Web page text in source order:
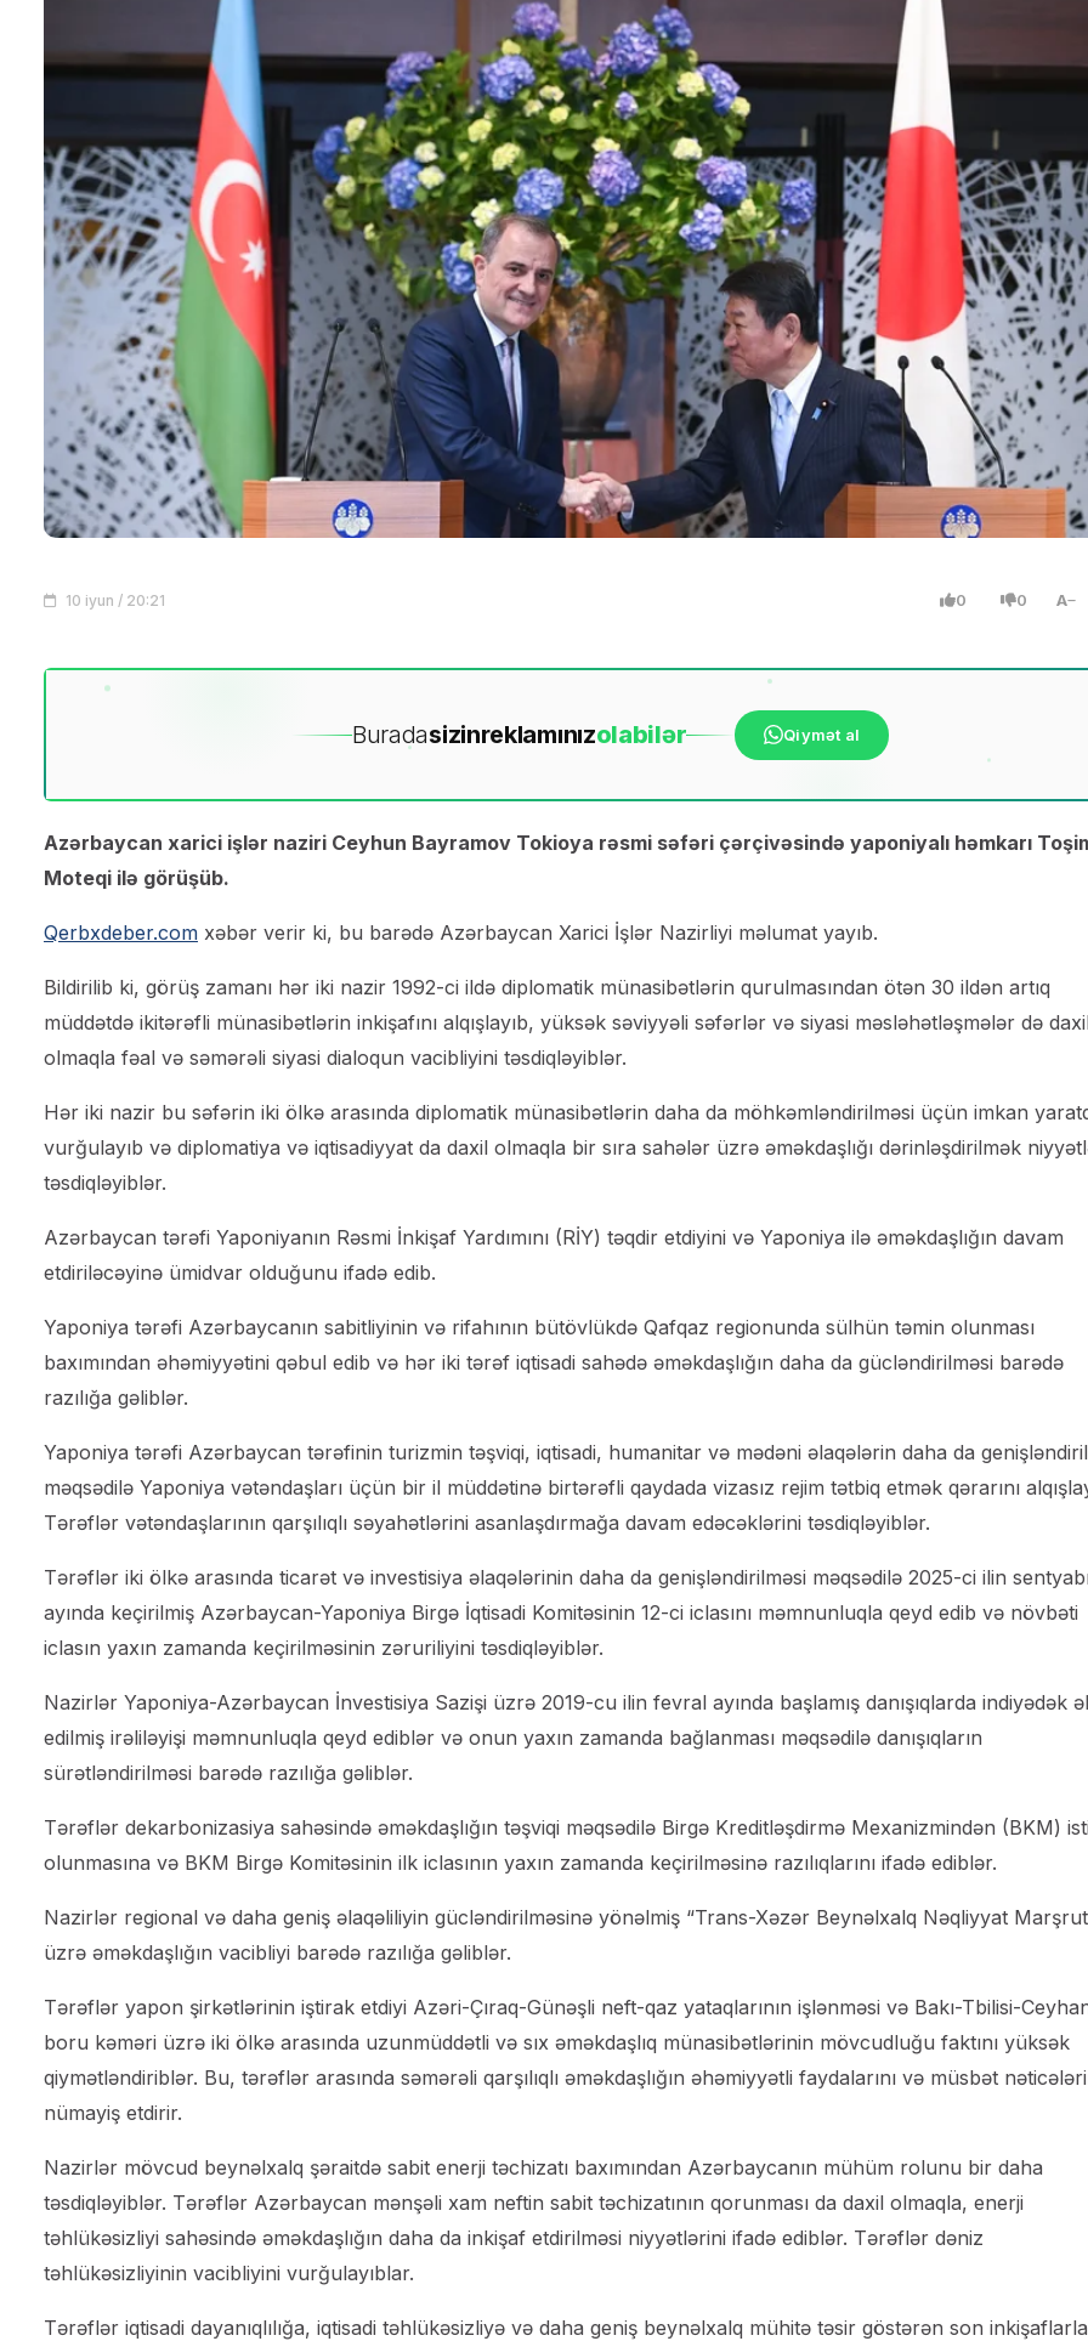
10 iyun / 20:21 0 0 A
Buradasizinreklamınızolabilər Qiymət al
Azərbaycan xarici işlər naziri Ceyhun Bayramov Tokioya rəsmi səfəri çərçivəsində yaponiyalı həmkarı
Moteqi ilə görüşüb.
Qerbxdeber.com xəbər verir ki, bu barədə Azərbaycan Xarici İşlər Nazirliyi məlumat yayıb.
Bildirilib ki, görüş zamanı hər iki nazir 1992-ci ildə diplomatik münasibətlərin qurulmasından ötən 30 ildən artıq
müddətdə ikitərəfli münasibətlərin inkişafını alqışlayıb, yüksək səviyyəli səfərlər və siyasi məsləhətləşmələr də
olmaqla fəal və səmərəli siyasi dialoqun vacibliyini təsdiqləyiblər.
Hər iki nazir bu səfərin iki ölkə arasında diplomatik münasibətlərin daha da möhkəmləndirilməsi üçün imkan
vurğulayıb və diplomatiya və iqtisadiyyat da daxil olmaqla bir sıra sahələr üzrə əməkdaşlığı dərinləşdirilmək
təsdiqləyiblər.
Azərbaycan tərəfi Yaponiyanın Rəsmi İnkişaf Yardımını (RİY) təqdir etdiyini və Yaponiya ilə əməkdaşlığın davam
etdiriləcəyinə ümidvar olduğunu ifadə edib.
Yaponiya tərəfi Azərbaycanın sabitliyinin və rifahının bütövlükdə Qafqaz regionunda sülhün təmin olunması
baxımından əhəmiyyətini qəbul edib və hər iki tərəf iqtisadi sahədə əməkdaşlığın daha da gücləndirilməsi barədə
razılığa gəliblər.
Yaponiya tərəfi Azərbaycan tərəfinin turizmin təşviqi, iqtisadi, humanitar və mədəni əlaqələrin daha da
məqsədilə Yaponiya vətəndaşları üçün bir il müddətinə birtərəfli qaydada vizasız rejim tətbiq etmək qərarını
Tərəflər vətəndaşlarının qarşılıqlı səyahətlərini asanlaşdırmağa davam edəcəklərini təsdiqləyiblər.
Tərəflər iki ölkə arasında ticarət və investisiya əlaqələrinin daha da genişləndirilməsi məqsədilə 2025-ci ilin
ayında keçirilmiş Azərbaycan-Yaponiya Birgə İqtisadi Komitəsinin 12-ci iclasını məmnunluqla qeyd edib və növbəti
iclasın yaxın zamanda keçirilməsinin zəruriliyini təsdiqləyiblər.
Nazirlər Yaponiya-Azərbaycan İnvestisiya Sazişi üzrə 2019-cu ilin fevral ayında başlamış danışıqlarda indiyədək
edilmiş irəliləyişi məmnunluqla qeyd ediblər və onun yaxın zamanda bağlanması məqsədilə danışıqların
sürətləndirilməsi barədə razılığa gəliblər.
Tərəflər dekarbonizasiya sahəsində əməkdaşlığın təşviqi məqsədilə Birgə Kreditləşdirmə Mexanizmindən (BKM)
olunmasına və BKM Birgə Komitəsinin ilk iclasının yaxın zamanda keçirilməsinə razılıqlarını ifadə ediblər.
Nazirlər regional və daha geniş əlaqəliliyin gücləndirilməsinə yönəlmiş “Trans-Xəzər Beynəlxalq Nəqliyyat
üzrə əməkdaşlığın vacibliyi barədə razılığa gəliblər.
Tərəflər yapon şirkətlərinin iştirak etdiyi Azəri-Çıraq-Günəşli neft-qaz yataqlarının işlənməsi və Bakı-Tbilisi-
boru kəməri üzrə iki ölkə arasında uzunmüddətli və sıx əməkdaşlıq münasibətlərinin mövcudluğu faktını yüksək
qiymətləndiriblər. Bu, tərəflər arasında səmərəli qarşılıqlı əməkdaşlığın əhəmiyyətli faydalarını və müsbət
nümayiş etdirir.
Nazirlər mövcud beynəlxalq şəraitdə sabit enerji təchizatı baxımından Azərbaycanın mühüm rolunu bir daha
təsdiqləyiblər. Tərəflər Azərbaycan mənşəli xam neftin sabit təchizatının qorunması da daxil olmaqla, enerji
təhlükəsizliyi sahəsində əməkdaşlığın daha da inkişaf etdirilməsi niyyətlərini ifadə ediblər. Tərəflər dəniz
təhlükəsizliyinin vacibliyini vurğulayıblar.
Tərəflər iqtisadi dayanıqlılığa, iqtisadi təhlükəsizliyə və daha geniş beynəlxalq mühitə təsir göstərən son inkişaflarla